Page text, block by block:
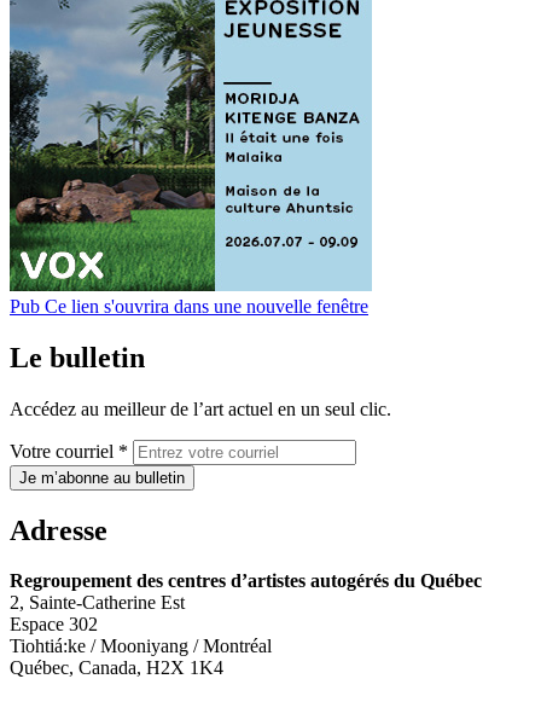
Pub Ce lien s'ouvrira dans une nouvelle fenêtre
Le bulletin
Accédez au meilleur de l’art actuel en un seul clic.
Votre courriel *
Je m’abonne au bulletin
Adresse
Regroupement des centres d’artistes autogérés du Québec
2, Sainte-Catherine Est
Espace 302
Tiohtiá:ke / Mooniyang / Montréal
Québec, Canada, H2X 1K4